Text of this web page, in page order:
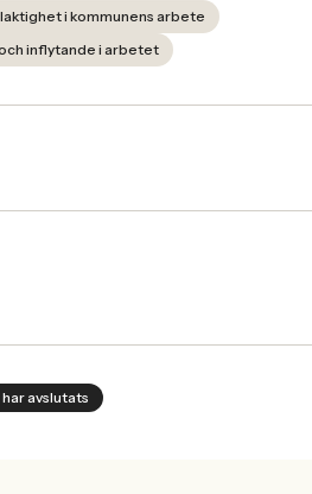
i kommunens arbete
inflytande i arbetet
avslutats